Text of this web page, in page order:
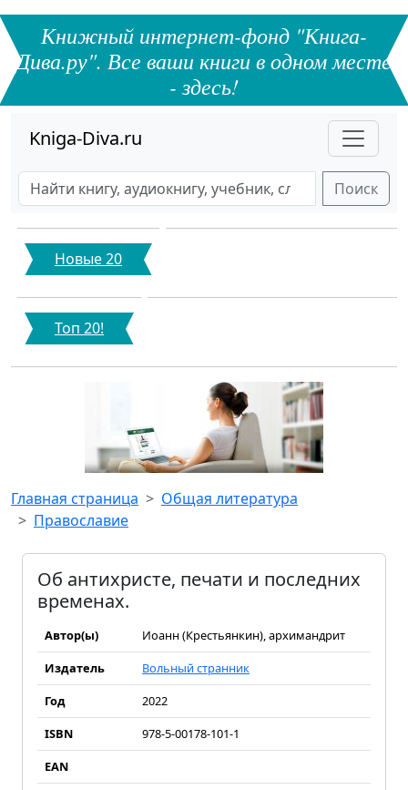
Книжный интернет-фонд "Книга-
Дива.ру". Все ваши книги в одном месте
- здесь!
Kniga-Diva.ru
Поиск
Новые 20
Топ 20!
Главная страница
Общая литература
Православие
Об антихристе, печати и последних
временах.
Автор(ы)
Иоанн (Крестьянкин), архимандрит
Издатель
Вольный странник
Год
2022
ISBN
978-5-00178-101-1
EAN